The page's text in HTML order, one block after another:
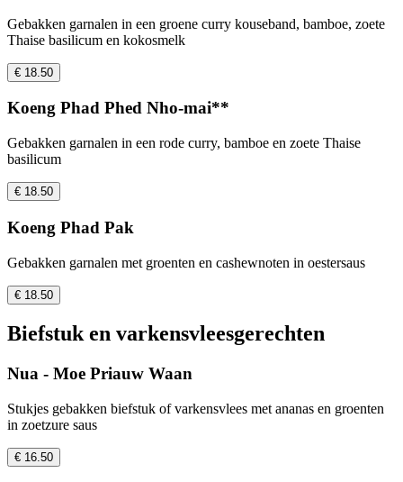
Gebakken garnalen in een groene curry kouseband, bamboe, zoete
Thaise basilicum en kokosmelk
€ 18.50
Koeng Phad Phed Nho-mai**
Gebakken garnalen in een rode curry, bamboe en zoete Thaise
basilicum
€ 18.50
Koeng Phad Pak
Gebakken garnalen met groenten en cashewnoten in oestersaus
€ 18.50
Biefstuk en varkensvleesgerechten
Nua - Moe Priauw Waan
Stukjes gebakken biefstuk of varkensvlees met ananas en groenten
in zoetzure saus
€ 16.50